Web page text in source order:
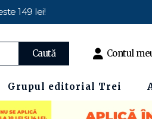
149 lei!
Caută Contul
Grupul editorial Trei